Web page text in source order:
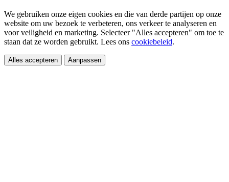
We gebruiken onze eigen cookies en die van derde partijen op onze
website om uw bezoek te verbeteren, ons verkeer te analyseren en
voor veiligheid en marketing. Selecteer "Alles accepteren" om toe te
staan dat ze worden gebruikt. Lees ons cookiebeleid.
Alles accepteren Aanpassen